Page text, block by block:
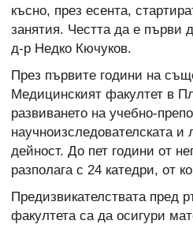
късно, през есента,
занятия. Честта да е първи
д-р Недко Кючуков.
През първите години на
Медицинският факултет в
развиването на учебно-
научноизследователската и
дейност. До пет години от
разполага с 24 катедри, от
Предизвикателствата пред
факултета са да осигури